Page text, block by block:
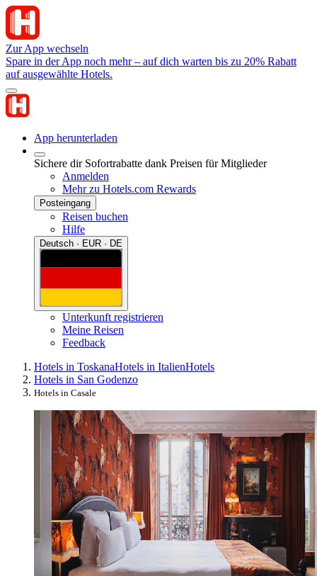
Zur App wechseln
Spare in der App noch mehr – auf dich warten bis zu 20% Rabatt
auf ausgewählte Hotels.
App herunterladen
Sichere dir Sofortrabatte dank Preisen für Mitglieder
Anmelden
Mehr zu Hotels.com Rewards
Posteingang
Reisen buchen
Hilfe
Deutsch · EUR · DE
Unterkunft registrieren
Meine Reisen
Feedback
Hotels in ToskanaHotels in ItalienHotels
Hotels in San Godenzo
Hotels in Casale